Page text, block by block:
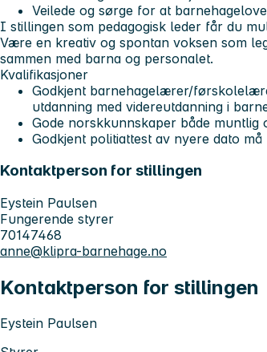
Veilede og sørge for at
I stillingen som pedagogisk leder får du
Være en kreativ og spontan voksen som
sammen med barna og personalet.
Kvalifikasjoner
Godkjent barnehagelærer/
utdanning med videreutdanning i
Gode norskkunnskaper både muntlig
Godkjent politiattest av nyere dato
Kontaktperson for stillingen
Eystein Paulsen
Fungerende styrer
70147468
anne@klipra-barnehage.no
Kontaktperson for stillingen
Eystein Paulsen